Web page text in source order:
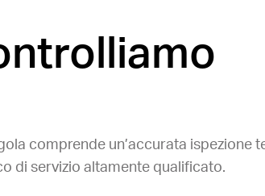
comprende un’accurata ispezione
di servizio altamente qualificato.